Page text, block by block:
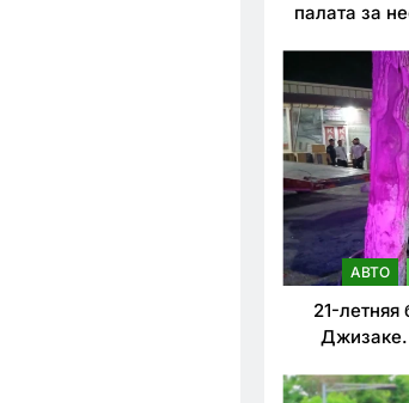
палата за
АВТО
21-
Джизаке.